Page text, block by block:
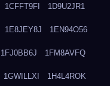
1CFFT9FI 1D9U2JR1
1E8JEY8J 1EN94O56
1FJ0BB6J 1FM8AVFQ
1GWILLXI 1H4L4ROK